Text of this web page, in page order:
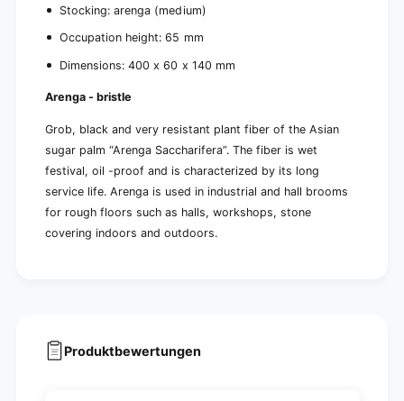
Stocking: arenga (medium)
Occupation height: 65 mm
Dimensions: 400 x 60 x 140 mm
Arenga - bristle
Grob, black and very resistant plant fiber of the Asian
sugar palm “Arenga Saccharifera”. The fiber is wet
festival, oil -proof and is characterized by its long
service life. Arenga is used in industrial and hall brooms
for rough floors such as halls, workshops, stone
covering indoors and outdoors.
Produktbewertungen